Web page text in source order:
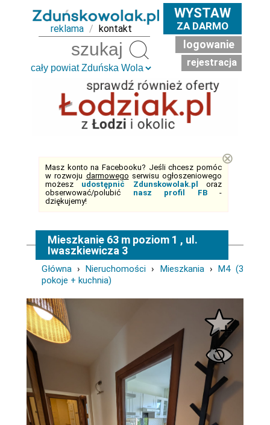
reklama / kontakt
WYSTAW
ZA DARMO
logowanie
rejestracja
Masz konto na Facebooku? Jeśli chcesz pomóc
w rozwoju darmowego serwisu ogłoszeniowego
możesz udostępnić Zdunskowolak.pl
oraz
obserwować/polubić nasz profil FB-
dziękujemy!
⊗
Mieszkanie 63 m poziom 1 , ul.
Iwaszkiewicza 3
Główna ›Nieruchomości › Mieszkania› M4 (3
pokoje + kuchnia)